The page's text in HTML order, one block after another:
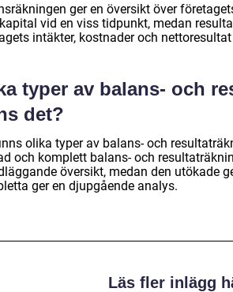
ger en översikt över
vid en viss tidpunkt, medan
intäkter, kostnader och
typer av balans- och
det?
olika typer av balans- och
och komplett balans- och
översikt, medan den utökade
ger en djupgående analys.
Läs fler inlägg